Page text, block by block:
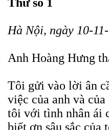
Hà Nội, ngày 10-
Anh Hoàng Hưng
Tôi gửi vào lời ân
việc của anh và
tôi với tình nhân ái
biết ơn sâu sắc